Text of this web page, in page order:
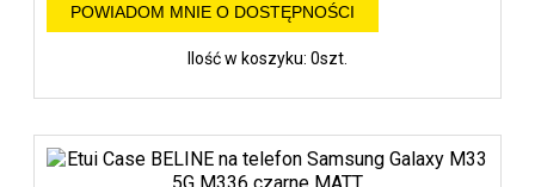
POWIADOM MNIE O DOSTĘPNOŚCI
Ilość w koszyku: 0szt.